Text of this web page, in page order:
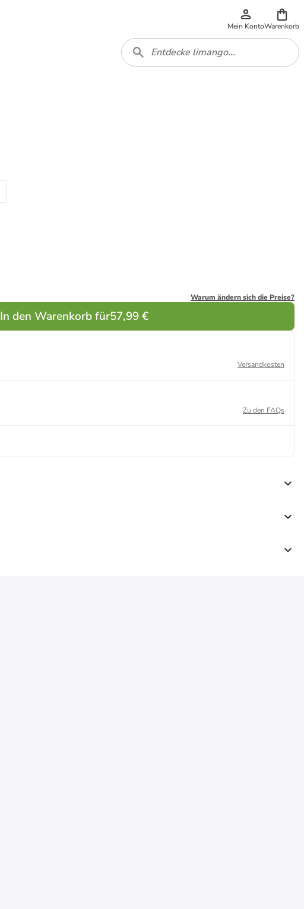
Mein KontoWarenkorb
Warum ändern sich die Preise?
In den Warenkorb für57,99 €
Versandkosten
Zu den FAQs